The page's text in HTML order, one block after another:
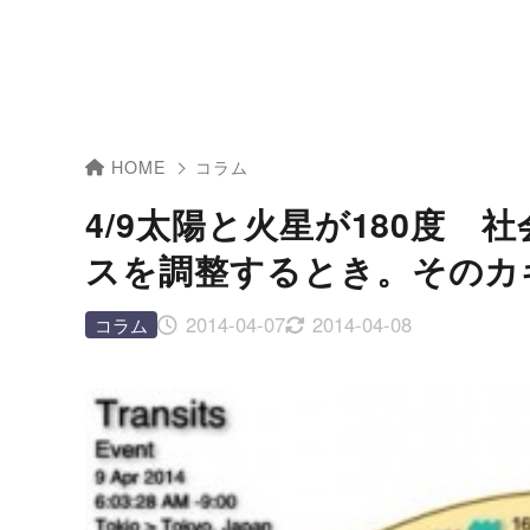
HOME コラム
4/9太陽と火星が180度 社
スを調整するとき。その
2014-04-07 2014-04-08
コラム